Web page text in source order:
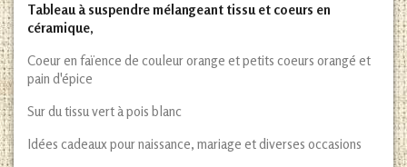
Tableau à suspendre mélangeant tissu et coeurs en
céramique,
Coeur en faïence de couleur orange et petits coeurs orangé et
pain d'épice
Sur du tissu vert à pois blanc
Idées cadeaux pour naissance, mariage et diverses occasions